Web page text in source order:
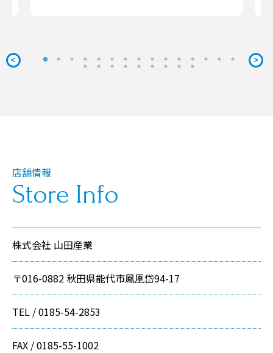
< >
店舗情報
Store Info
株式会社 山田産業
〒016-0882 秋田県能代市鳳凰岱94-17
TEL / 0185-54-2853
FAX / 0185-55-1002